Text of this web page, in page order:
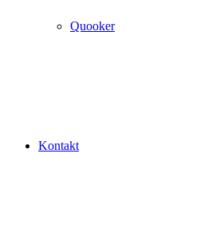
Quooker
Kontakt